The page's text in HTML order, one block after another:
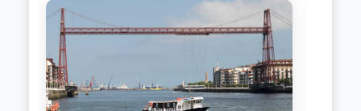
Escucha una audioguía disponible en español,
euskera, inglés, francés, alemán e italiano, para
conocer la ruta por la que estás navegando, la
historia de la ciudad y sus edificios, puentes y